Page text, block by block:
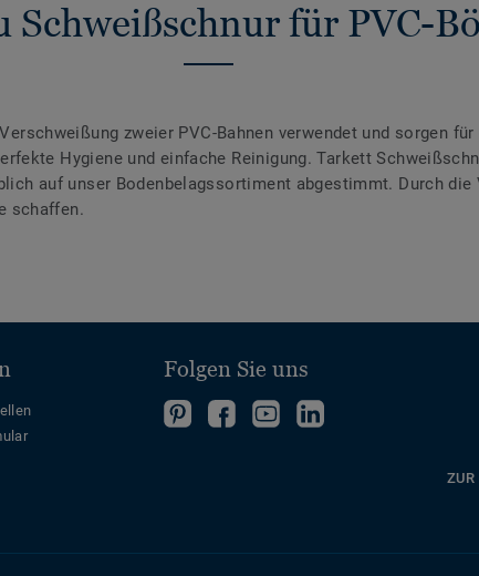
Schweißschnur für PVC-
zweier PVC-Bahnen verwendet und sorgen
Hygiene und einfache Reinigung. Tarkett
auf unser Bodenbelagssortiment abgestimmt. Durch die
schaffen.
Folgen Sie uns
FolgenFolgenFolgeFolgen
ZUR